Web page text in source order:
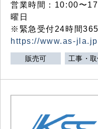
営業時間：10:00〜
曜日
※緊急受付24時間
https://www.as-jla.jp
販売可 工事・